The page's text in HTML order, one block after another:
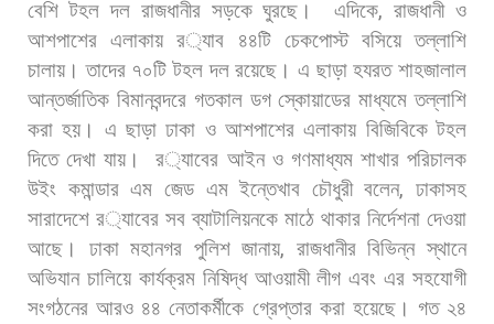
বেশি টহল দল রাজধানীর সড়কে ঘুরছে। এদিকে,রাজধানী ও
আশপাশের এলাকায় র্যাব ৪৪টি চেকপোস্ট বসিয়ে তল্লাশি
চালায়। তাদের ৭০টি টহল দল রয়েছে। এ ছাড়া হযরত শাহজালাল
আন্তর্জাতিক বিমানবন্দরে গতকাল ডগ স্কোয়াডের মাধ্যমে তল্লাশি
করা হয়। এ ছাড়া ঢাকা ও আশপাশের এলাকায় বিজিবিকে টহল
দিতে দেখা যায়। র্যাবের আইন ও গণমাধ্যম শাখার পরিচালক
উইং কমান্ডার এম জেড এম ইন্তেখাব চৌধুরী বলেন, ঢাকাসহ
সারাদেশে র্যাবের সব ব্যাটালিয়নকে মাঠে থাকার নির্দেশনা দেওয়া
আছে। ঢাকা মহানগর পুলিশ জানায়, রাজধানীর বিভিন্ন স্থানে
অভিযান চালিয়ে কার্যক্রম নিষিদ্ধ আওয়ামী লীগ এবং এর সহযোগী
সংগঠনের আরও ৪৪ নেতাকর্মীকে গ্রেপ্তার করা হয়েছে। গত ২৪